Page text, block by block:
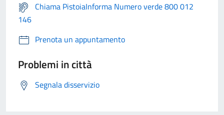
Chiama PistoiaInforma Numero verde 800 012
146
Prenota un appuntamento
Problemi in città
Segnala disservizio